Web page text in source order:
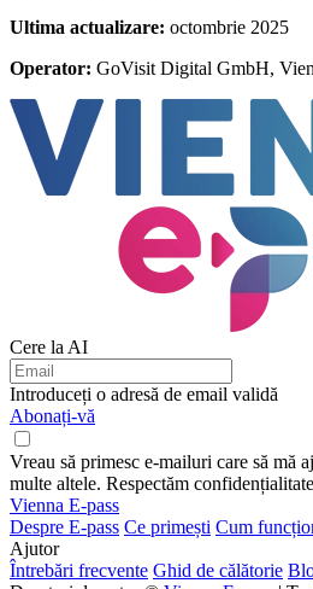
Ultima actualizare: octombrie 2025
Operator: GoVisit Digital GmbH,
Cere la AI
Introduceți o adresă de email validă
Abonați-vă
Vreau să primesc e-mailuri care să mă
multe altele. Respectăm
Vienna E-pass
Despre E-pass Ce primești Cum
Ajutor
Întrebări frecvente Ghid de călătorie